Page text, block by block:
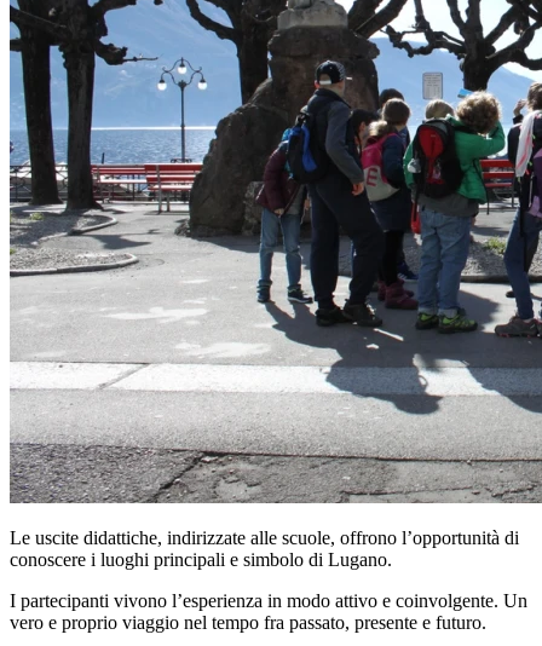
Le uscite didattiche, indirizzate alle scuole, offrono l’opportunità di
conoscere i luoghi principali e simbolo di Lugano.
I partecipanti vivono l’esperienza in modo attivo e coinvolgente. Un
vero e proprio viaggio nel tempo fra passato, presente e futuro.